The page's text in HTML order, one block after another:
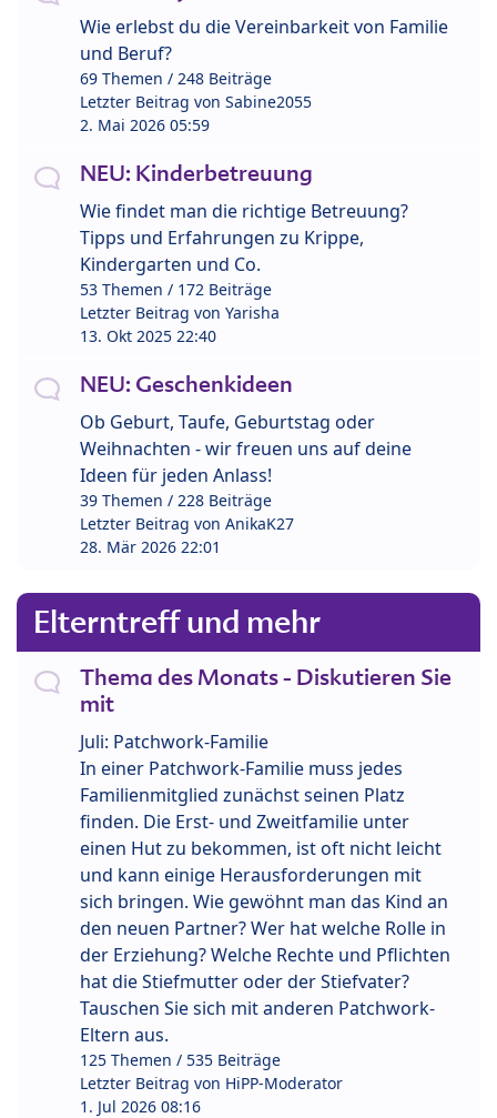
Wie erlebst du die Vereinbarkeit von Familie
und Beruf?
69 Themen / 248 Beiträge
Letzter Beitrag von Sabine2055
2. Mai 2026 05:59
NEU: Kinderbetreuung
Wie findet man die richtige Betreuung?
Tipps und Erfahrungen zu Krippe,
Kindergarten und Co.
53 Themen / 172 Beiträge
Letzter Beitrag von Yarisha
13. Okt 2025 22:40
NEU: Geschenkideen
Ob Geburt, Taufe, Geburtstag oder
Weihnachten - wir freuen uns auf deine
Ideen für jeden Anlass!
39 Themen / 228 Beiträge
Letzter Beitrag von AnikaK27
28. Mär 2026 22:01
Elterntreff und mehr
Thema des Monats - Diskutieren Sie
mit
Juli: Patchwork-Familie
In einer Patchwork-Familie muss jedes
Familienmitglied zunächst seinen Platz
finden. Die Erst- und Zweitfamilie unter
einen Hut zu bekommen, ist oft nicht leicht
und kann einige Herausforderungen mit
sich bringen. Wie gewöhnt man das Kind an
den neuen Partner? Wer hat welche Rolle in
der Erziehung? Welche Rechte und Pflichten
hat die Stiefmutter oder der Stiefvater?
Tauschen Sie sich mit anderen Patchwork-
Eltern aus.
125 Themen / 535 Beiträge
Letzter Beitrag von HiPP-Moderator
1. Jul 2026 08:16